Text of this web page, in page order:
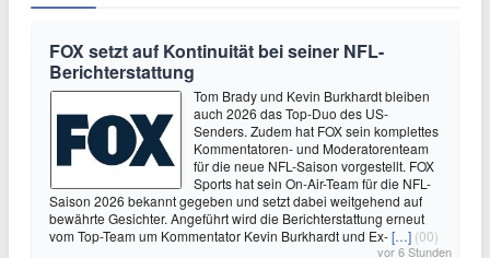
FOX setzt auf Kontinuität bei seiner NFL-
Berichterstattung
Tom Brady und Kevin Burkhardt bleiben
auch 2026 das Top-Duo des US-
Senders. Zudem hat FOX sein komplettes
Kommentatoren- und Moderatorenteam
für die neue NFL-Saison vorgestellt. FOX
Sports hat sein On-Air-Team für die NFL-
Saison 2026 bekannt gegeben und setzt dabei weitgehend auf
bewährte Gesichter. Angeführt wird die Berichterstattung erneut
vom Top-Team um Kommentator Kevin Burkhardt und Ex-[…] (00)
vor 6 Stunden